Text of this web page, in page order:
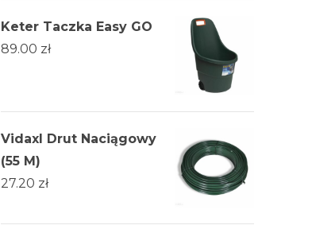
Keter Taczka Easy GO
89.00 zł
Vidaxl Drut Naciągowy
(55 M)
27.20 zł